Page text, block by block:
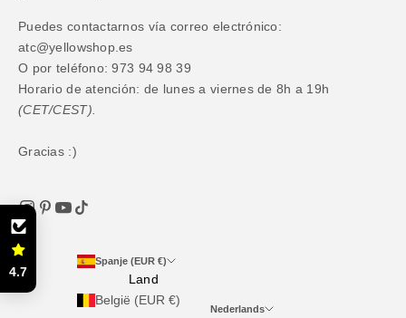
Puedes contactarnos vía correo electrónico:
atc@yellowshop.es
O por teléfono: 973 94 98 39
Horario de atención: de lunes a viernes de 8h a 19h
(CET/CEST).
Gracias :)
Spanje (EUR €)
Land
België (EUR €)
Nederlands
4.7